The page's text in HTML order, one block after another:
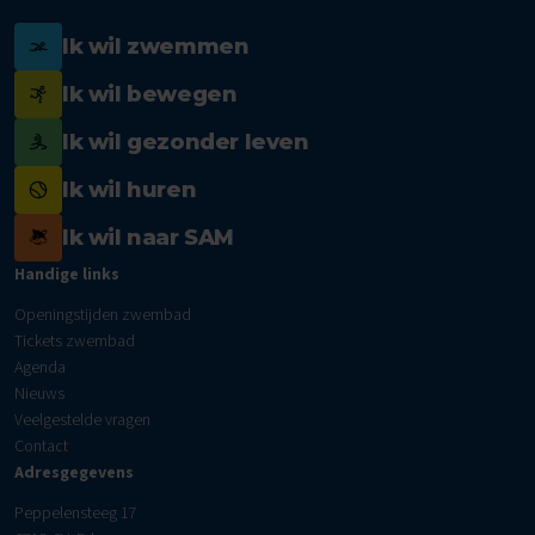
Ik wil zwemmen
Ik wil bewegen
Ik wil gezonder leven
Ik wil huren
Ik wil naar SAM
Handige links
Openingstijden zwembad
Tickets zwembad
Agenda
Nieuws
Veelgestelde vragen
Contact
Adresgegevens
Peppelensteeg 17